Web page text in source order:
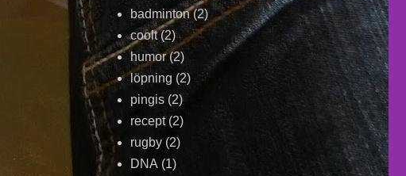
badminton (2)
coolt (2)
humor (2)
löpning (2)
pingis (2)
recept (2)
rugby (2)
DNA (1)